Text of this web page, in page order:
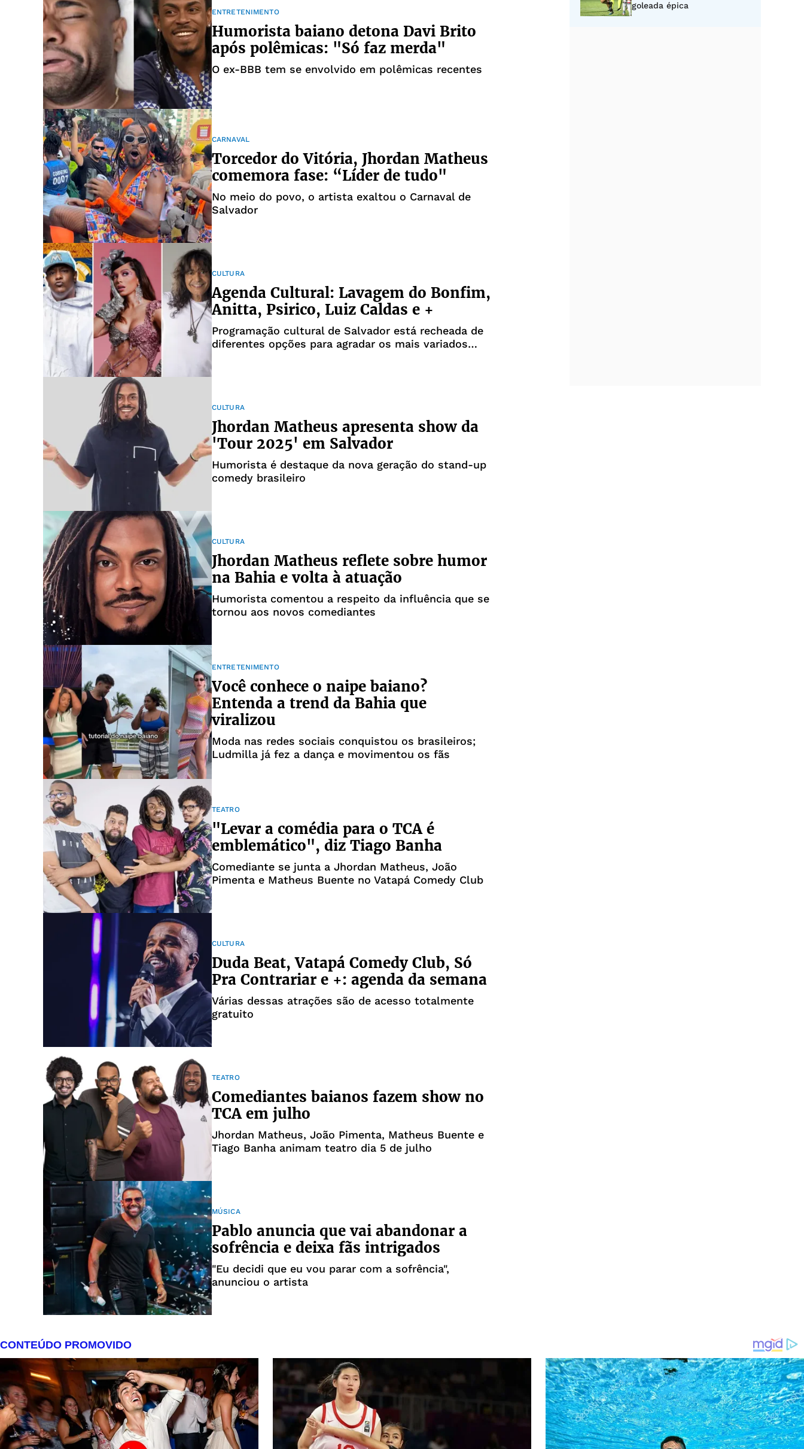
ENTRETENIMENTO
Humorista baiano detona Davi Brito
após polêmicas: "Só faz merda"
O ex-BBB tem se envolvido em polêmicas recentes
CARNAVAL
Torcedor do Vitória, Jhordan Matheus
comemora fase: “Líder de tudo"
No meio do povo, o artista exaltou o Carnaval de
Salvador
CULTURA
Agenda Cultural: Lavagem do Bonfim,
Anitta, Psirico, Luiz Caldas e +
Programação cultural de Salvador está recheada de
diferentes opções para agradar os mais variados
CULTURA
Jhordan Matheus apresenta show da
'Tour 2025' em Salvador
Humorista é destaque da nova geração do stand-up
comedy brasileiro
CULTURA
Jhordan Matheus reflete sobre humor
na Bahia e volta à atuação
Humorista comentou a respeito da influência que se
tornou aos novos comediantes
ENTRETENIMENTO
Você conhece o naipe baiano?
Entenda a trend da Bahia que
viralizou
Moda nas redes sociais conquistou os brasileiros;
Ludmilla já fez a dança e movimentou os fãs
TEATRO
"Levar a comédia para o TCA é
emblemático", diz Tiago Banha
Comediante se junta a Jhordan Matheus, João
Pimenta e Matheus Buente no Vatapá Comedy Club
CULTURA
Duda Beat, Vatapá Comedy Club, Só
Pra Contrariar e +: agenda da semana
Várias dessas atrações são de acesso totalmente
gratuito
TEATRO
Comediantes baianos fazem show no
TCA em julho
Jhordan Matheus, João Pimenta, Matheus Buente e
Tiago Banha animam teatro dia 5 de julho
MÚSICA
Pablo anuncia que vai abandonar a
sofrência e deixa fãs intrigados
"Eu decidi que eu vou parar com a sofrência",
anunciou o artista
goleada épica